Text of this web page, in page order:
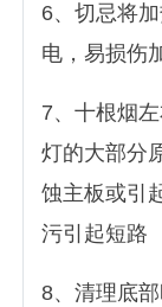
6、切忌将
电，易损伤
7、十根烟
灯的大部分
蚀主板或引
污引起短路
8、清理底